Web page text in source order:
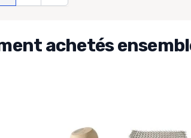
achetés